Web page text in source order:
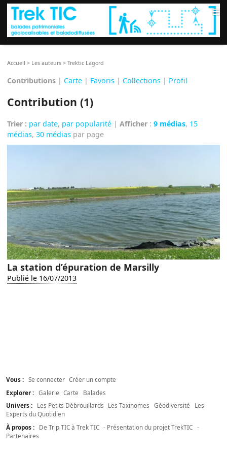
≡
Accueil > Les auteurs >Trektic Lagord
Contributions | Carte | Favoris | Collections | Profil
Contribution (1)
Trier : par date, par popularité |Afficher :9 médias, 15
médias,30 médias par page
La station d’épuration de Marsilly
Publié le 16/07/2013
Vous : Se connecter Créer un compte
Explorer : Galerie Carte
Balades
Univers :
Les Petits Débrouillards Les Taxinomes Géodiversité
Les
Experts du Quotidien
À propos :
De Trip TIC à Trek TIC - Présentation du projet TrekTIC -
Partenaires